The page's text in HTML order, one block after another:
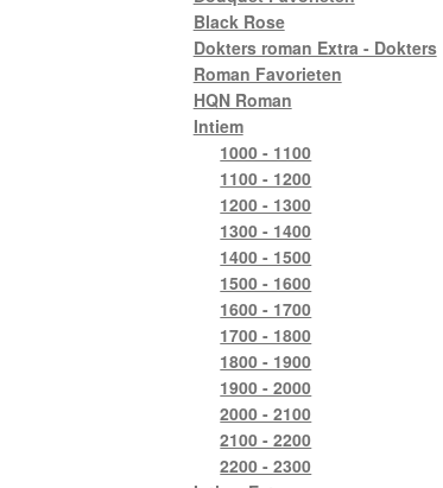
Black Rose
Dokters roman Extra - Dokters
Roman Favorieten
HQN Roman
Intiem
1000 - 1100
1100 - 1200
1200 - 1300
1300 - 1400
1400 - 1500
1500 - 1600
1600 - 1700
1700 - 1800
1800 - 1900
1900 - 2000
2000 - 2100
2100 - 2200
2200 - 2300